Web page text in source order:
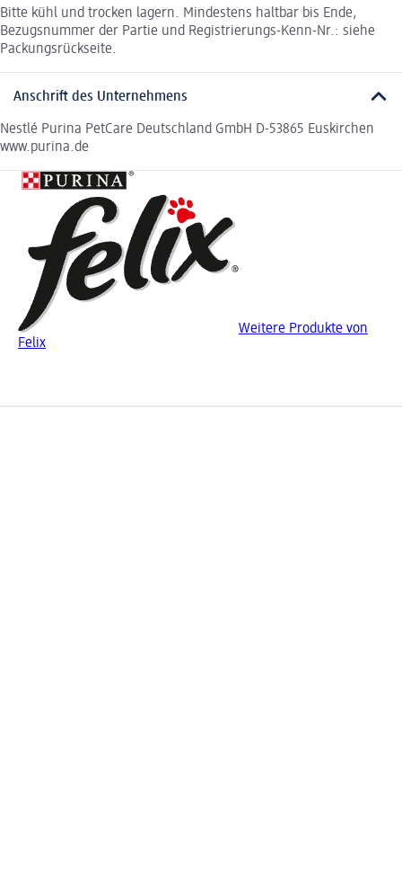
Bitte kühl und trocken lagern. Mindestens haltbar bis Ende,
Bezugsnummer der Partie und Registrierungs-Kenn-Nr.: siehe
Packungsrückseite.
Anschrift des Unternehmens
Nestlé Purina PetCare Deutschland GmbH D-53865 Euskirchen
www.purina.de
Weitere Produkte von
Felix